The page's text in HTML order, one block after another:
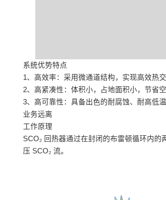
系统优势特点
1、高效率：采用微通道结构，实现高效热
2、高紧凑性：体积小，占地面积小，节省空
3、高可靠性：具备出色的耐腐蚀、耐高低
业务远离
工作原理
SCO₂ 回热器通过在封闭的布雷顿循环内
压 SCO₂ 流。